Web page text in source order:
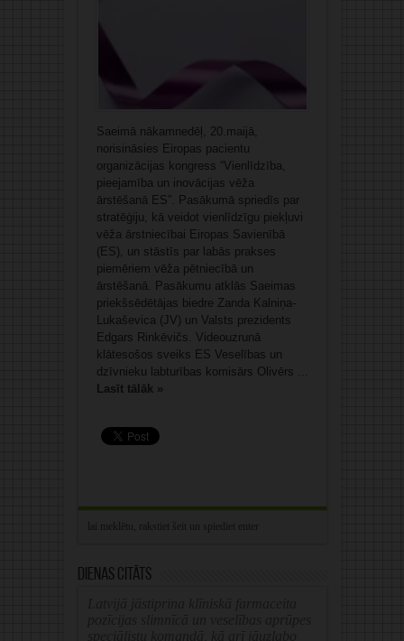
Saeimā nākamnedēļ, 20.maijā,
norisināsies Eiropas pacientu
organizācijas kongress “Vienlīdzība,
pieejamība un inovācijas vēža
ārstēšanā ES”. Pasākumā spriedīs par
stratēģiju, kā veidot vienlīdzīgu piekļuvi
vēža ārstniecībai Eiropas Savienībā
(ES), un stāstīs par labās prakses
piemēriem vēža pētniecībā un
ārstēšanā. Pasākumu atklās Saeimas
priekšsēdētājas biedre Zanda Kalniņa-
Lukaševica (JV) un Valsts prezidents
Edgars Rinkēvičs. Videouzrunā
klātesošos sveiks ES Veselības un
dzīvnieku labturības komisārs Olivērs ...
Lasīt tālāk »
Dienas citāts